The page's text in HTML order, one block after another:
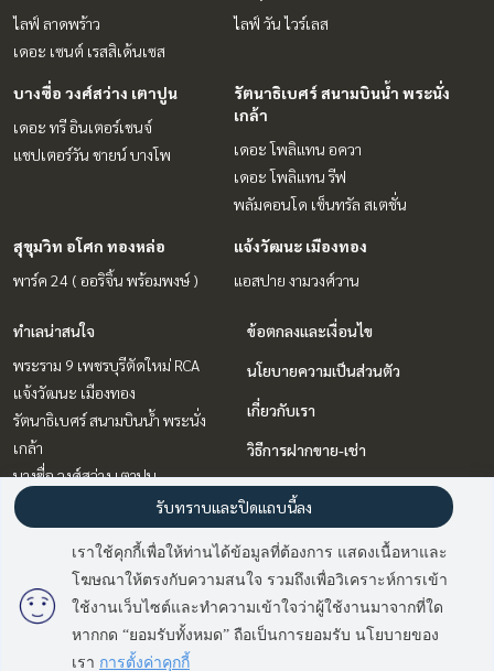
มี2คนกำลังดูประกาศนี้
Sold Out
ไลฟ์ ลาดพร้าว
เดอะ เซนต์ เรสสิเด้นเซส
ไลฟ์ วัน ไวร์เลส
บางซื่อ วงศ์สว่าง เตาปูน
เดอะ ทรี อินเตอร์เชนจ์
แชปเตอร์วัน ชายน์ บางโพ
รัตนาธิเบศร์ สนามบินน้ำ พระนั่ง
เกล้า
เดอะ โพลิแทน อควา
เดอะ โพลิแทน รีฟ
พลัมคอนโด เซ็นทรัล สเตชั่น
สุขุมวิท อโศก ทองหล่อ
พาร์ค 24 ( ออริจิ้น พร้อมพงษ์ )
แจ้งวัฒนะ เมืองทอง
แอสปาย งามวงศ์วาน
ทำเลน่าสนใจ
พระราม 9 เพชรบุรีตัดใหม่ RCA
แจ้งวัฒนะ เมืองทอง
รัตนาธิเบศร์ สนามบินน้ำ พระนั่ง
เกล้า
บางซื่อ วงศ์สว่าง เตาปูน
สุขุมวิท อโศก ทองหล่อ
บางนา แบริ่ง ลาซาล
ลาดพร้าว เซ็นทรัลลาดพร้าว
วิทยุ ชิดลม หลังสวน
ข้อตกลงและเงื่อนไข
นโยบายความเป็นส่วนตัว
เกี่ยวกับเรา
วิธีการฝากขาย-เช่า
ติดต่อ
Power by
เราใช้คุกกี้เพื่อให้ท่านได้ข้อมูลที่ต้องการ แสดงเนื้อหาและ
โฆษณาให้ตรงกับความสนใจ รวมถึงเพื่อวิเคราะห์การเข้า
ใช้งานเว็บไซต์และทำความเข้าใจว่าผู้ใช้งานมาจากที่ใด
หากกด “ยอมรับทั้งหมด” ถือเป็นการยอมรับ นโยบายของ
เรา การตั้งค่าคุกกี้
รับทราบและปิดแถบนี้ลง